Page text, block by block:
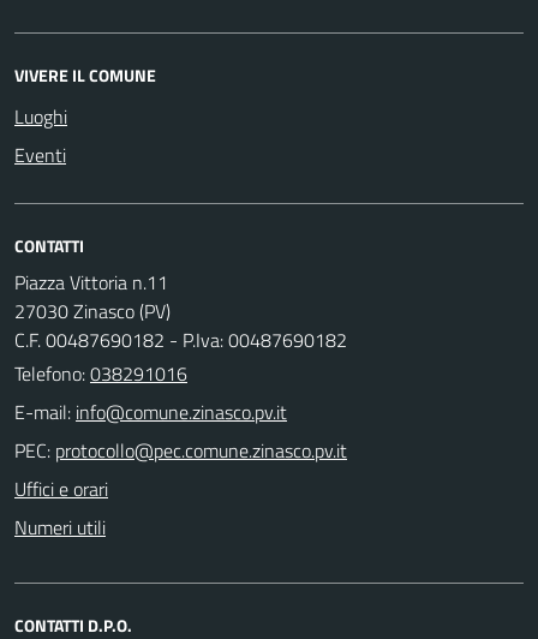
VIVERE IL COMUNE
Luoghi
Eventi
CONTATTI
Piazza Vittoria n.11
27030 Zinasco (PV)
C.F. 00487690182 - P.Iva: 00487690182
Telefono:038291016
E-mail:
PEC:
Uffici e orari
Numeri utili
CONTATTI D.P.O.